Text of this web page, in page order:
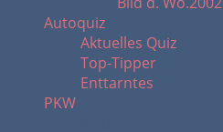
Autoquiz
Aktuelles Quiz
Top-Tipper
Enttarntes
PKW